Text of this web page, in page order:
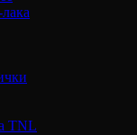
TNL